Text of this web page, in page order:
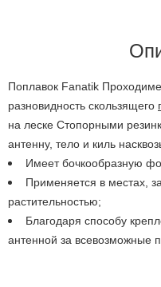
Поплавок Fanatik
разновидность скользящего
на леске Стопорными
антенну, тело и киль
Имеет бочкообразную
Применяется в местах,
растительностью;
Благодаря способу
антенной за всевозможные